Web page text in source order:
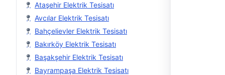
Ataşehir Elektrik Tesisatı
Avcılar Elektrik Tesisatı
Bahçelievler Elektrik Tesisatı
Bakırköy Elektrik Tesisatı
Başakşehir Elektrik Tesisatı
Bayrampaşa Elektrik Tesisatı